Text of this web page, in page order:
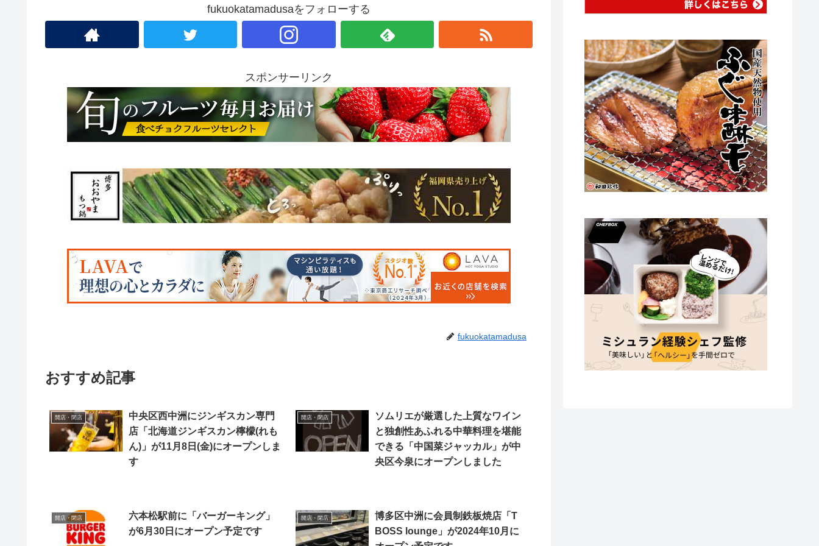
fukuokatamadusaをフォローする
スポンサーリンク
fukuokatamadusa
おすすめ記事
開店・閉店
中央区西中洲にジンギスカン専門
店「北海道ジンギスカン檸檬(れも
ん)」が11月8日(金)にオープンしま
す
開店・閉店
ソムリエが厳選した上質なワイン
と独創性あふれる中華料理を堪能
できる「中国菜ジャッカル」が中
央区今泉にオープンしました
開店・閉店
六本松駅前に「バーガーキング」
が6月30日にオープン予定です
開店・閉店
博多区中洲に会員制鉄板焼店「T
BOSS lounge」が2024年10月に